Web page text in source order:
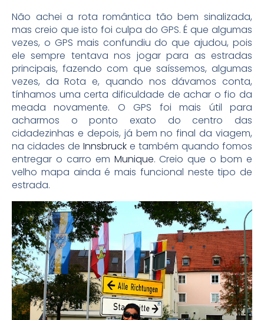
Não achei a rota romântica tão bem sinalizada,
mas creio que isto foi culpa do GPS. É que algumas
vezes, o GPS mais confundiu do que ajudou, pois
ele sempre tentava nos jogar para as estradas
principais, fazendo com que saíssemos, algumas
vezes, da Rota e, quando nos dávamos conta,
tínhamos uma certa dificuldade de achar o fio da
meada novamente. O GPS foi mais útil para
acharmos o ponto exato do centro das
cidadezinhas e depois, já bem no final da viagem,
na cidades de Innsbruck e também quando fomos
entregar o carro em Munique. Creio que o bom e
velho mapa ainda é mais funcional neste tipo de
estrada.